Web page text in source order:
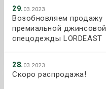
29. 03.2023
Возобновляем продажу
премиальной джинсовой
спецодежды LORDEAST
28. 03.2023
Скоро распродажа!